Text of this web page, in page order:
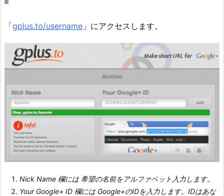
「gplus.to/username 」にアクセスします。
Nick Name 欄には 希望の名前をアルファベット入力します。
Your Google+ ID 欄には Google+のIDを入力します。 IDはあな